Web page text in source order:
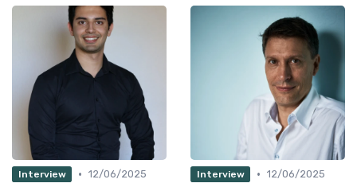
Interview • 12/06/2025
Interview • 12/06/2025